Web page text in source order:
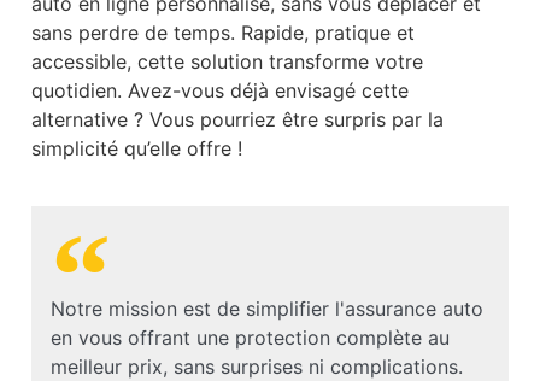
sans perdre de temps. Rapide, pratique et
accessible, cette solution transforme votre
quotidien. Avez-vous déjà envisagé cette
alternative ? Vous pourriez être surpris par la
simplicité qu’elle offre !
Notre mission est de simplifier l'assurance auto
en vous offrant une protection complète au
meilleur prix, sans surprises ni complications.